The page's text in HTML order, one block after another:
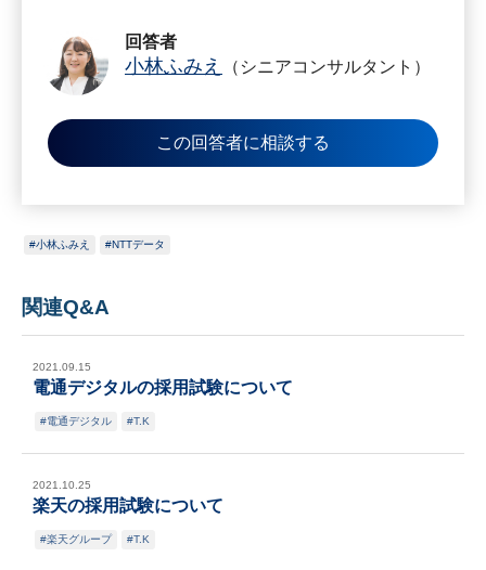
回答者
小林ふみえ （シニアコンサルタント）
この回答者に相談する
小林ふみえ NTTデータ
関連Q&A
2021.09.15
電通デジタルの採用試験について
電通デジタル T.K
2021.10.25
楽天の採用試験について
楽天グループ T.K